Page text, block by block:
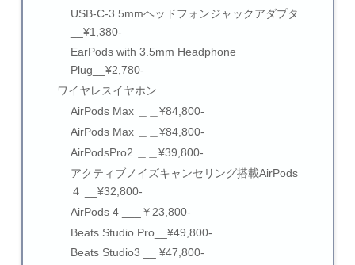
USB-C-3.5mmヘッドフォンジャックアダプタ
__¥1,380-
EarPods with 3.5mm Headphone
Plug__¥2,780-
ワイヤレスイヤホン
AirPods Max ＿＿¥84,800-
AirPods Max ＿＿¥84,800-
AirPodsPro2 ＿＿¥39,800-
アクティブノイズキャンセリング搭載AirPods
４ __¥32,800-
AirPods 4 ___￥23,800-
Beats Studio Pro__¥49,800-
Beats Studio3 __ ¥47,800-